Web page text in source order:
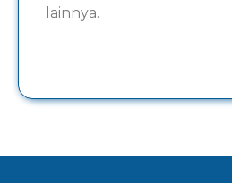
lainnya.